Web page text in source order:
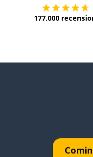
177.000